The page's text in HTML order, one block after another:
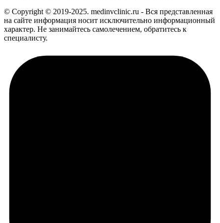
© Copyright © 2019-2025. medinvclinic.ru - Вся представленная
на сайте информация носит исключительно информационный
характер. Не занимайтесь самолечением, обратитесь к
специалисту.